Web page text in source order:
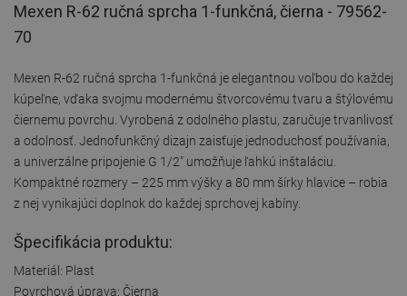
Mexen R-62 ručná sprcha 1-funkčná, čierna - 79562-
70
Mexen R-62 ručná sprcha 1-funkčná je elegantnou voľbou do každej
kúpeľne, vďaka svojmu modernému štvorcovému tvaru a štýlovému
čiernemu povrchu. Vyrobená z odolného plastu, zaručuje trvanlivosť
a odolnosť. Jednofunkčný dizajn zaisťuje jednoduchosť používania,
a univerzálne pripojenie G 1/2" umožňuje ľahkú inštaláciu.
Kompaktné rozmery – 225 mm výšky a 80 mm šírky hlavice – robia
z nej vynikajúci doplnok do každej sprchovej kabíny.
Špecifikácia produktu:
Materiál: Plast
Povrchová úprava: Čierna